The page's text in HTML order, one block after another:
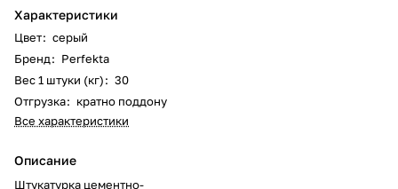
Характеристики
Цвет: серый
Бренд: Perfekta
Вес 1 штуки (кг): 30
Отгрузка: кратно поддону
Все характеристики
Описание
Штукатурка цементно-